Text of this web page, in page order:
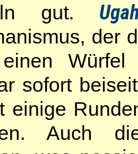
gut.
der
Würfel
sofort
einige
Auch